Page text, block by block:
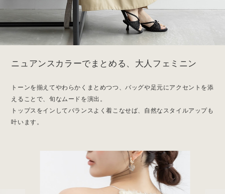
ニュアンスカラーでまとめる、大人フェミニン
トーンを揃えてやわらかくまとめつつ、バッグや足元にアクセントを添
えることで、旬なムードを演出。
トップスをインしてバランスよく着こなせば、自然なスタイルアップも
叶います。